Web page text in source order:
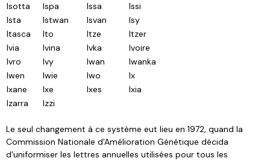
Isotta
Ispa Issa
Issi
Ista
Istwan Isvan
Isy
Itasca
Ito Itze
Itzer
Ivia
Ivina Ivka
Ivoire
Ivro
Ivy Iwan
Iwanka
Iwen
Iwie Iwo
Ix
Ixane
Ixe Ixes
Ixia
Izarra
Izzi
Le seul changement à ce système eut lieu en 1972, quand la
Commission Nationale d'Amélioration Génétique décida
d'uniformiser les lettres annuelles utilisées pour tous les